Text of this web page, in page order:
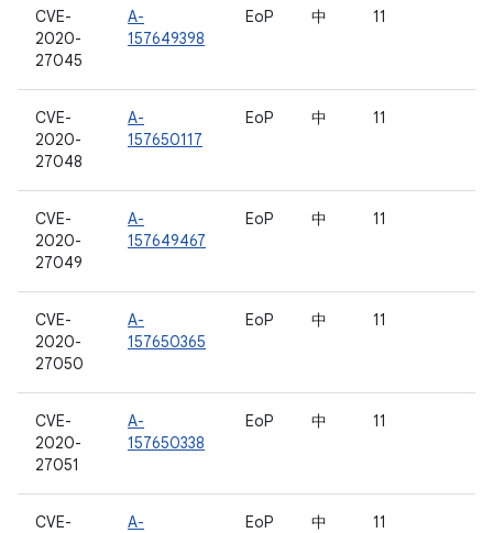
CVE-
2020-
27045
A-
157649398
EoP 中 11
CVE-
2020-
27048
A-
157650117
EoP 中 11
CVE-
2020-
27049
A-
157649467
EoP 中 11
CVE-
2020-
27050
A-
157650365
EoP 中 11
CVE-
2020-
27051
A-
157650338
EoP 中 11
CVE-
A-
EoP 中 11